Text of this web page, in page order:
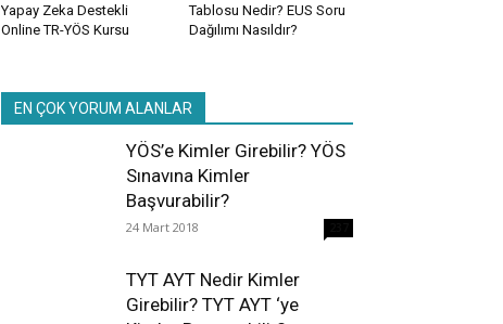
Yapay Zeka Destekli
Online TR-YÖS Kursu
Tablosu Nedir? EUS Soru
Dağılımı Nasıldır?
EN ÇOK YORUM ALANLAR
YÖS’e Kimler Girebilir? YÖS
Sınavına Kimler
Başvurabilir?
24 Mart 2018
TYT AYT Nedir Kimler
Girebilir? TYT AYT ‘ye